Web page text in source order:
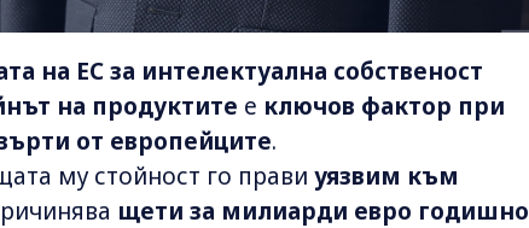
на ЕС за интелектуална собственост
на продуктите е ключов фактор при
от европейците.
му стойност го прави уязвим към
щети за милиарди евро годишно